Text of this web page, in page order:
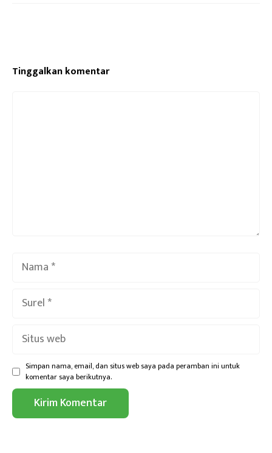
Tinggalkan komentar
web
Simpan nama, email, dan situs web saya pada peramban ini untuk
komentar saya berikutnya.